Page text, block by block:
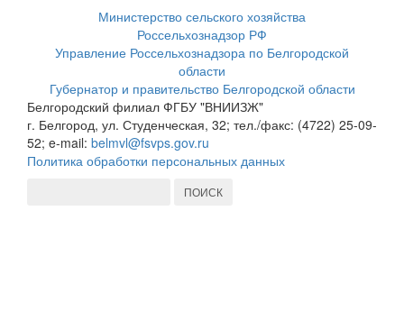
Министерство сельского хозяйства
Россельхознадзор РФ
Управление Россельхознадзора по Белгородской
области
Губернатор и правительство Белгородской области
Белгородский филиал ФГБУ "ВНИИЗЖ"
г. Белгород, ул. Студенческая, 32; тел./факс: (4722) 25-09-
52; e-mail: belmvl@fsvps.gov.ru
Политика обработки персональных данных